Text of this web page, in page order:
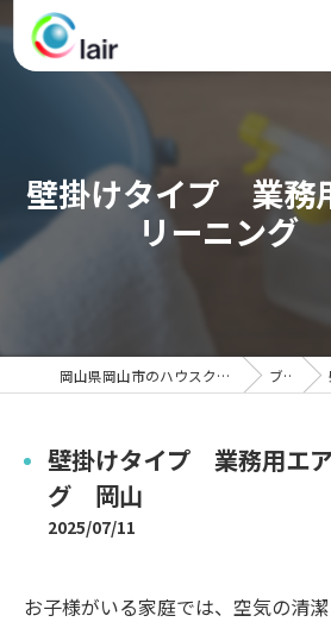
壁掛けタイプ 業務
リーニング
岡山県岡山市のハウスクリーニングならクレール ブログ
壁掛けタイプ 業務用エ
グ 岡山
2025/07/11
お子様がいる家庭では、空気の清